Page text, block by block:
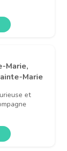
Marie,
Marie
et